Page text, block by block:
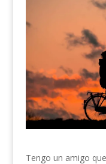
Tengo un amigo